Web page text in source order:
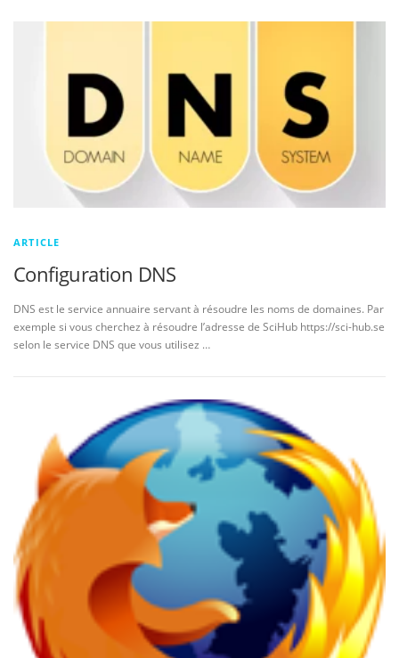
ARTICLE
Configuration DNS
DNS est le service annuaire servant à résoudre les noms de domaines. Par
exemple si vous cherchez à résoudre l’adresse de SciHub https://sci-hub.se
selon le service DNS que vous utilisez …